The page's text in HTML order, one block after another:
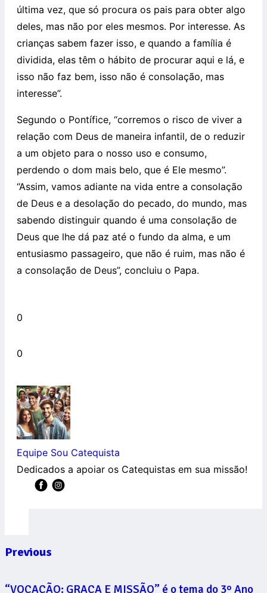
última vez, que só procura os pais para obter algo
deles, mas não por eles mesmos. Por interesse. As
crianças sabem fazer isso, e quando a família é
dividida, elas têm o hábito de procurar aqui e lá, e
isso não faz bem, isso não é consolação, mas
interesse”.
Segundo o Pontífice, “corremos o risco de viver a
relação com Deus de maneira infantil, de o reduzir
a um objeto para o nosso uso e consumo,
perdendo o dom mais belo, que é Ele mesmo”.
“Assim, vamos adiante na vida entre a consolação
de Deus e a desolação do pecado, do mundo, mas
sabendo distinguir quando é uma consolação de
Deus que lhe dá paz até o fundo da alma, e um
entusiasmo passageiro, que não é ruim, mas não é
a consolação de Deus”, concluiu o Papa.
0
0
Equipe Sou Catequista
Dedicados a apoiar os Catequistas em sua missão!
Previous
“VOCAÇÃO: GRAÇA E MISSÃO” é o tema do 3º Ano